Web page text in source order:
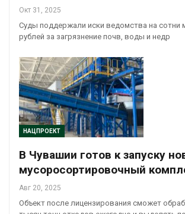
Окт 31, 2025
Суды поддержали иски ведомства на сотни
рублей за загрязнение почв, воды и недр
НАЦПРОЕКТ
В Чувашии готов к запуску
мусоросортировочный
Авг 20, 2025
Объект после лицензирования сможет